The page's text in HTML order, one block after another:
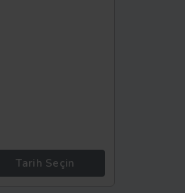
Tarih Seçin